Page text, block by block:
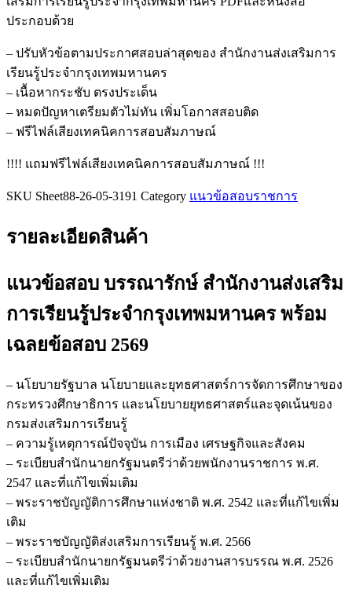
สำนักงาน
ส่ง
เสริม
การ
เรียน
ประจำ
ชิ้น
ประกอบด้วย
– ปรับหัวข้อตามประกาศสอบล่าสุดของ สำนักงานส่งเสริมการ
เรียนรู้ประจำกรุงเทพมหานคร
– เนื้อหากระชับ ตรงประเด็น
– หมดปัญหาเตรียมตัวไม่ทัน เพิ่มโอกาสสอบติด
– ฟรีไฟล์เสียงเทคนิคการสอบสัมภาษณ์
!!!! แถมฟรีไฟล์เสียงเทคนิคการสอบสัมภาษณ์ !!!
SKU Sheet88-26-05-3191 Category แนวข้อสอบราชการ
รายละเอียดสินค้า
แนวข้อสอบ บรรณารักษ์ สำนักงานส่งเสริม
การเรียนรู้ประจำกรุงเทพมหานครพร้อม
เฉลยข้อสอบ 2569
– นโยบายรัฐบาล นโยบายและยุทธศาสตร์การจัดการศึกษาของ
กระทรวงศึกษาธิการ และนโยบายยุทธศาสตร์และจุดเน้นของ
กรมส่งเสริมการเรียนรู้
– ความรู้เหตุการณ์ปัจจุบัน การเมือง เศรษฐกิจและสังคม
– ระเบียบสำนักนายกรัฐมนตรีว่าด้วยพนักงานราชการ พ.ศ.
2547 และที่แก้ไขเพิ่มเติม
– พระราชบัญญัติการศึกษาแห่งชาติ พ.ศ. 2542 และที่แก้ไขเพิ่ม
เติม
– พระราชบัญญัติส่งเสริมการเรียนรู้ พ.ศ. 2566
– ระเบียบสำนักนายกรัฐมนตรีว่าด้วยงานสารบรรณ พ.ศ. 2526
และที่แก้ไขเพิ่มเติม